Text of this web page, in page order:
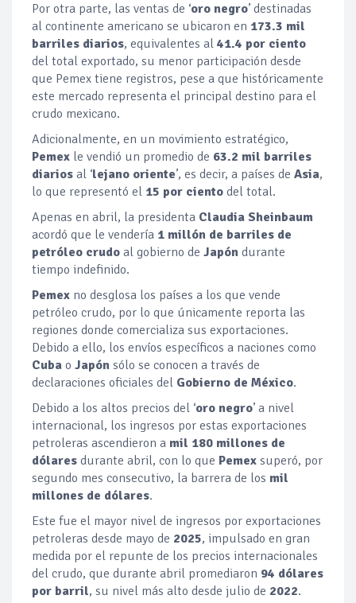
Por otra parte, las ventas de ‘oro negro’ destinadas
al continente americano se ubicaron en 173.3 mil
barriles diarios, equivalentes al 41.4 por ciento
del total exportado, su menor participación desde
que Pemex tiene registros, pese a que históricamente
este mercado representa el principal destino para el
crudo mexicano.
Adicionalmente, en un movimiento estratégico,
Pemex le vendió un promedio de 63.2 mil barriles
diarios al ‘lejano oriente’, es decir, a países de Asia,
lo que representó el 15 por ciento del total.
Apenas en abril, la presidenta Claudia Sheinbaum
acordó que le vendería 1 millón de barriles de
petróleo crudo al gobierno de Japón durante
tiempo indefinido.
Pemex no desglosa los países a los que vende
petróleo crudo, por lo que únicamente reporta las
regiones donde comercializa sus exportaciones.
Debido a ello, los envíos específicos a naciones como
Cuba o Japón sólo se conocen a través de
declaraciones oficiales del Gobierno de México.
Debido a los altos precios del ‘oro negro’ a nivel
internacional, los ingresos por estas exportaciones
petroleras ascendieron a mil 180 millones de
dólares durante abril, con lo que Pemex superó, por
segundo mes consecutivo, la barrera de los mil
millones de dólares.
Este fue el mayor nivel de ingresos por exportaciones
petroleras desde mayo de 2025, impulsado en gran
medida por el repunte de los precios internacionales
del crudo, que durante abril promediaron 94 dólares
por barril, su nivel más alto desde julio de 2022.